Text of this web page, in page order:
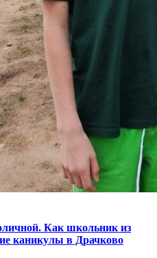
Как школьник из
каникулы в Драчково